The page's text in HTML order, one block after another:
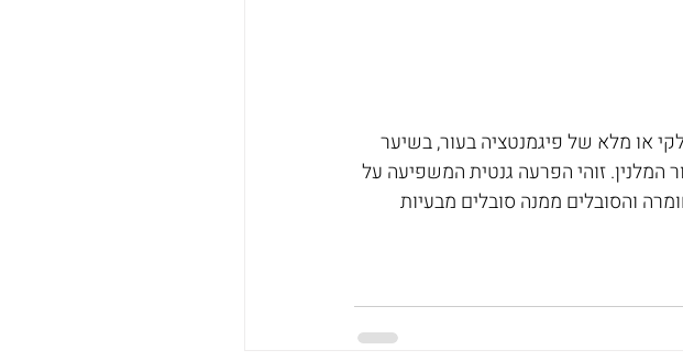
או מלא של פיגמנטציה בעור, בשיער
המלנין. זוהי הפרעה גנטית המשפיעה על
והסובלים ממנה סובלים מבעיות